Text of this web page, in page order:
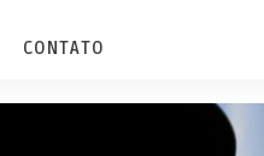
CONTATO